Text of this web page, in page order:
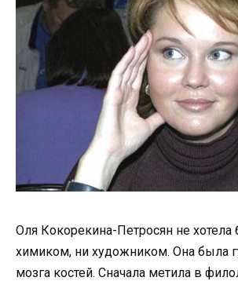
Оля Кокорекина-Петросян не хотела
химиком, ни художником. Она была
мозга костей. Сначала метила в